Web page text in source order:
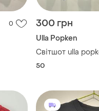
0 300 грн
Ulla Popken
Світшот ulla
50